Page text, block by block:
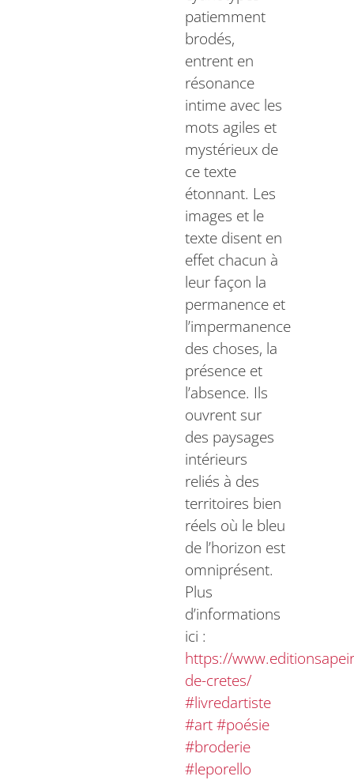
patiemment
brodés,
entrent en
résonance
intime avec les
mots agiles et
mystérieux de
ce texte
étonnant. Les
images et le
texte disent en
effet chacun à
leur façon la
permanence et
l’impermanence
des choses, la
présence et
l’absence. Ils
ouvrent sur
des paysages
intérieurs
reliés à des
territoires bien
réels où le bleu
de l’horizon est
omniprésent.
Plus
d’informations
ici :
https://
de-cretes/
#livredartiste
#art#poésie
#broderie
#leporello